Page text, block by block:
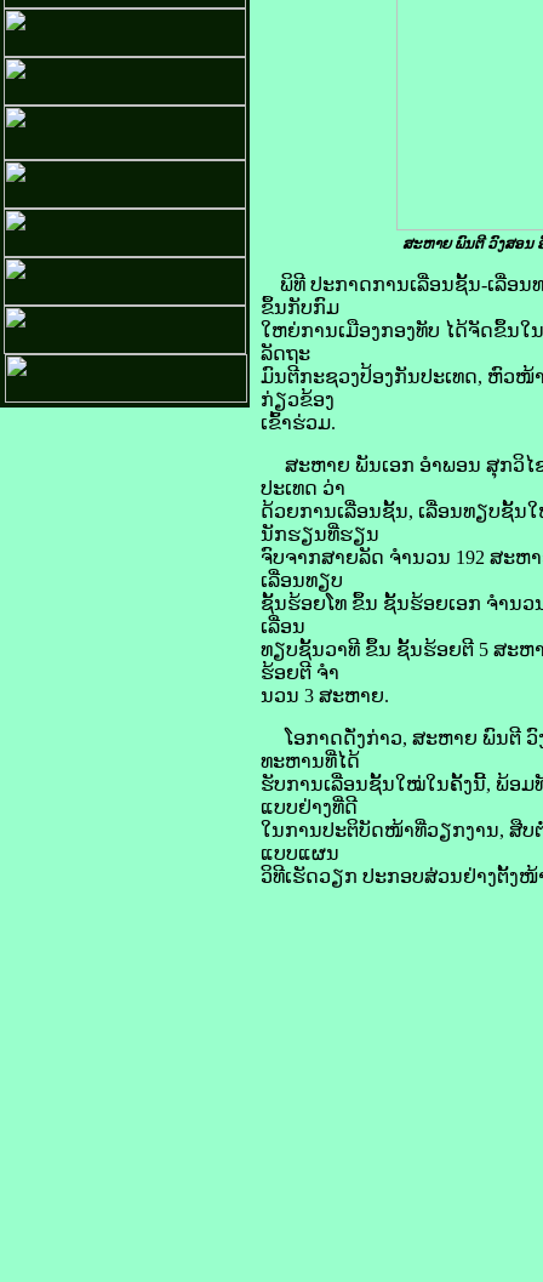
ສະຫາຍ ພົນຕີ ວົງສອນ
ພິທີ ປະກາດການເລື່ອນຊັ້ນ-ເລື່ອ
ຂຶ້ນກັບກົມ
ໃຫຍ່ການເມືອງກອງທັບ ໄດ້ຈັດຂຶ້ນໃ
ລັດຖະ
ມົນຕີກະຊວງປ້ອງກັນປະເທດ, ຫົວໜ້
ກ່ຽວຂ້ອງ
ເຂົ້າຮ່ວມ.
ສະຫາຍ ພັນເອກ ອຳພອນ ສຸກວິໄ
ປະເທດ ວ່າ
ດ້ວຍການເລື່ອນຊັ້ນ, ເລື່ອນທຽບຊັ້ນ
ນັກຮຽນທີ່ຮຽນ
ຈົບຈາກສາຍລັດ ຈໍານວນ 192 ສະຫ
ເລື່ອນທຽບ
ຊັ້ນຮ້ອຍໂທ ຂຶ້ນ ຊັ້ນຮ້ອຍເອກ ຈໍານວ
ເລື່ອນ
ທຽບຊັ້ນວາທີ ຂຶ້ນ ຊັ້ນຮ້ອຍຕີ 5 ສະຫ
ຮ້ອຍຕີ ຈໍາ
ນວນ 3 ສະຫາຍ.
ໂອກາດດັ່ງກ່າວ, ສະຫາຍ ພົນຕີ ວົ
ທະຫານທີ່ໄດ້
ຮັບການເລື່ອນຊັ້ນໃໝ່ໃນຄັ້ງນີ້, ພ້ອ
ແບບຢ່າງທີ່ດີ
ໃນການປະຕິບັດໜ້າທີ່ວຽກງານ, ສື
ແບບແຜນ
ວິທີເຮັດວຽກ ປະກອບສ່ວນຢ່າງຕັ້ງ